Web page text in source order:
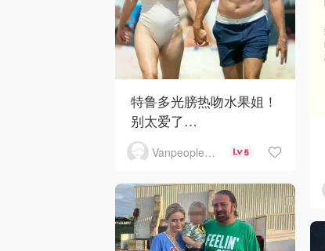
特鲁多光膀热吻水果姐！
别太爱了…
Vanpeople人在温哥华 5